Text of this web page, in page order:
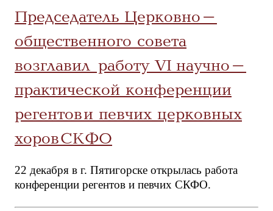
Председатель Церковно-
общественного совета
возглавил работу VI научно-
практической конференции
регентов и певчих церковных
хоров СКФО
22 декабря в г. Пятигорске открылась работа
конференции регентов и певчих СКФО.